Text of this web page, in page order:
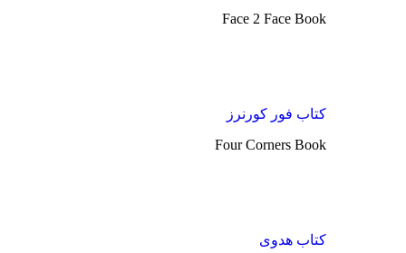
Face 2 Face Book
کتاب فور کورنرز
Four Corners Book
کتاب هدوی